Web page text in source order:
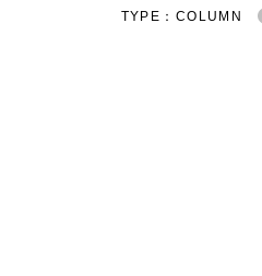
TYPE：COLUMN